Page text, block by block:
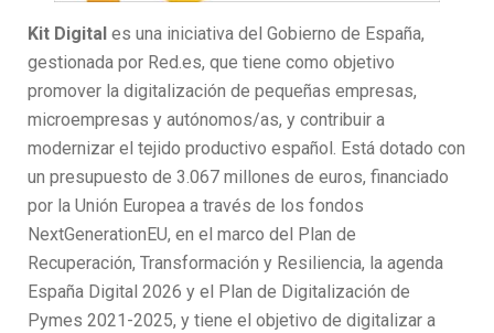
Kit Digital es una iniciativa del Gobierno de España,
gestionada por Red.es, que tiene como objetivo
promover la digitalización de pequeñas empresas,
microempresas y autónomos/as, y contribuir a
modernizar el tejido productivo español. Está dotado con
un presupuesto de 3.067 millones de euros, financiado
por la Unión Europea a través de los fondos
NextGenerationEU, en el marco del Plan de
Recuperación, Transformación y Resiliencia, la agenda
España Digital 2026 y el Plan de Digitalización de
Pymes 2021-2025, y tiene el objetivo de digitalizar a